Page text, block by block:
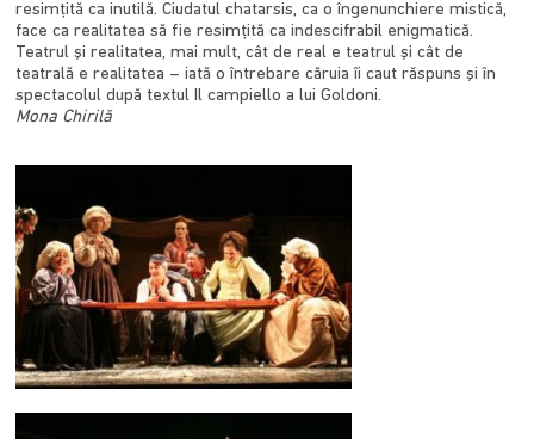
resimţită ca inutilă. Ciudatul chatarsis, ca o îngenunchiere mistică,
face ca realitatea să fie resimţită ca indescifrabil enigmatică.
Teatrul şi realitatea, mai mult, cât de real e teatrul şi cât de
teatrală e realitatea – iată o întrebare căruia îi caut răspuns şi în
spectacolul după textul Il campiello a lui Goldoni.
Mona Chirilă